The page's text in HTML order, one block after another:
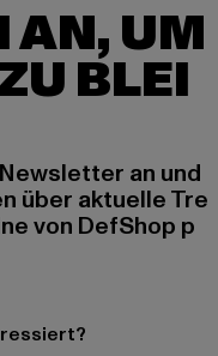
AN, UM
BLEI
an und
über aktuelle Tre
von DefShop p